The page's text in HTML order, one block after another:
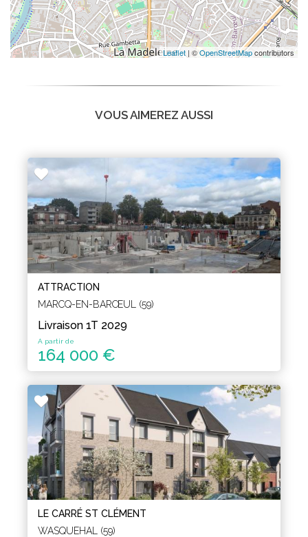
Leaflet | ©OpenStreetMapcontributors
VOUS AIMEREZ AUSSI
ATTRACTION
MARCQ-EN-BARŒUL (59)
Livraison 1T 2029
A partir de
164 000 €
LE CARRÉ ST CLÉMENT
WASQUEHAL (59)